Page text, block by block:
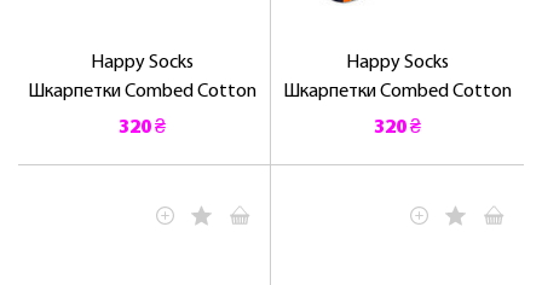
Happy Socks
Шкарпетки Combed Cotton
320 ₴
Happy Socks
Шкарпетки Combed Cotton
320 ₴